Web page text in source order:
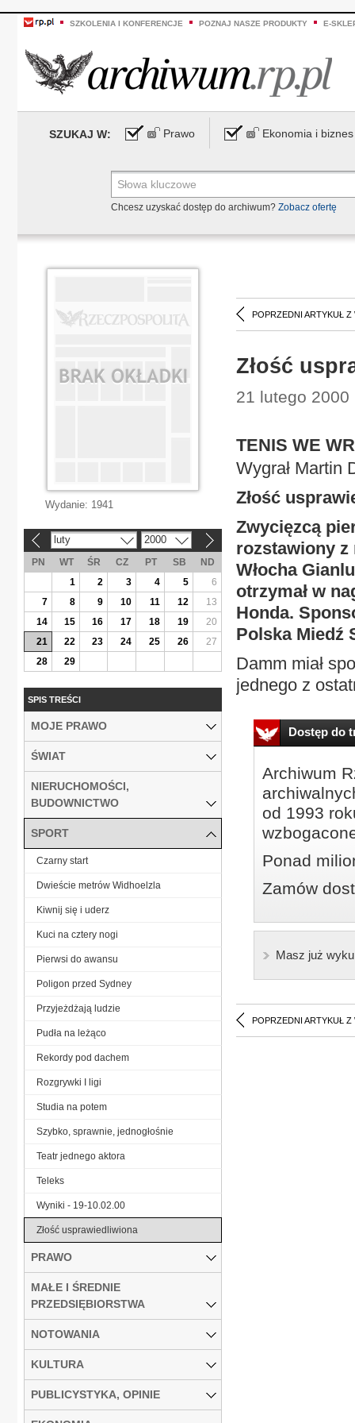
SZKOLENIA I KONFERENCJE POZNAJ NASZE PRODUKTY E-
SZUKAJ W: Prawo Ekonomia i biznes
Chcesz uzyskać dostęp do archiwum? Zobacz ofertę
POPRZEDNI ARTYKUŁ Z
Złość
21 lutego 2000
TENIS WE
Wygrał Martin
Złość
Zwycięzcą
rozstawiony z
Włocha
otrzymał w
Honda.
Polska Miedź
Damm miał
jednego z
Dostęp do
Archiwum
od 1993
Ponad
Zamów
Masz już
POPRZEDNI ARTYKUŁ Z
Wydanie: 1941
luty 2000
PN WT ŚR CZ PT SB
ND
1
2 3 4 5
6
7
8 9 10 11 12
13
14
15 16 17 18 19
20
21
22 23 24 25 26
27
28
29
SPIS TREŚCI
MOJE PRAWO
ŚWIAT
NIERUCHOMOŚCI,
BUDOWNICTWO
SPORT
Czarny start
Dwieście metrów Widhoelzla
Kiwnij się i uderz
Kuci na cztery nogi
Pierwsi do awansu
Poligon przed Sydney
Przyjeżdżają ludzie
Pudła na leżąco
Rekordy pod dachem
Rozgrywki I ligi
Studia na potem
Szybko, sprawnie, jednogłośnie
Teatr jednego aktora
Teleks
Wyniki - 19-10.02.00
Złość usprawiedliwiona
PRAWO
MAŁE I ŚREDNIE
PRZEDSIĘBIORSTWA
NOTOWANIA
KULTURA
PUBLICYSTYKA, OPINIE